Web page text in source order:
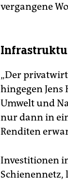
vergangene
„Der
hingegen
Umwelt und
nur dann in
Renditen
Investitionen